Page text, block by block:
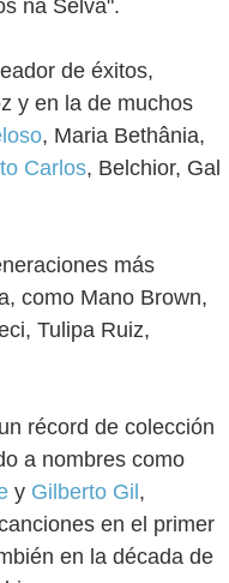
na Selva".
de éxitos,
y en la de muchos
, Maria Bethânia,
Carlos, Belchior, Gal
más
como Mano Brown,
Tulipa Ruiz,
récord de colección
a nombres como
y Gilberto Gil ,
en el primer
en la década de